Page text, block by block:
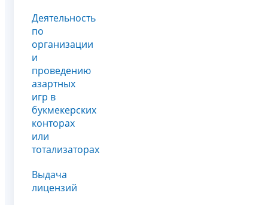
Деятельность
по
организации
и
проведению
азартных
игр в
букмекерских
конторах
или
тотализаторах
Выдача
лицензий